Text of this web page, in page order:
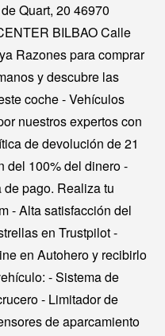
Quart, 20 46970
BILBAO Calle
Razones para comprar
y descubre las
coche - Vehículos
nuestros expertos con
de devolución de 21
del 100% del dinero -
pago. Realiza tu
- Alta satisfacción del
en Trustpilot -
en Autohero y recibirlo
- Sistema de
- Limitador de
de aparcamiento